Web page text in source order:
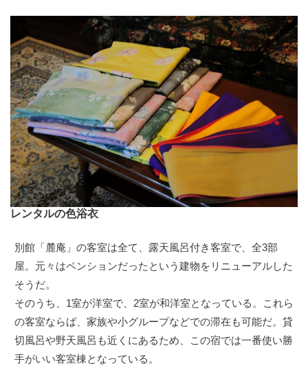
レンタルの色浴衣
別館「麓庵」の客室は全て、露天風呂付き客室で、全3部
屋。元々はペンションだったという建物をリニューアルした
そうだ。
そのうち、1室が洋室で、2室が和洋室となっている。これら
の客室ならば、家族や小グループなどでの滞在も可能だ。貸
切風呂や野天風呂も近くにあるため、この宿では一番使い勝
手がいい客室棟となっている。